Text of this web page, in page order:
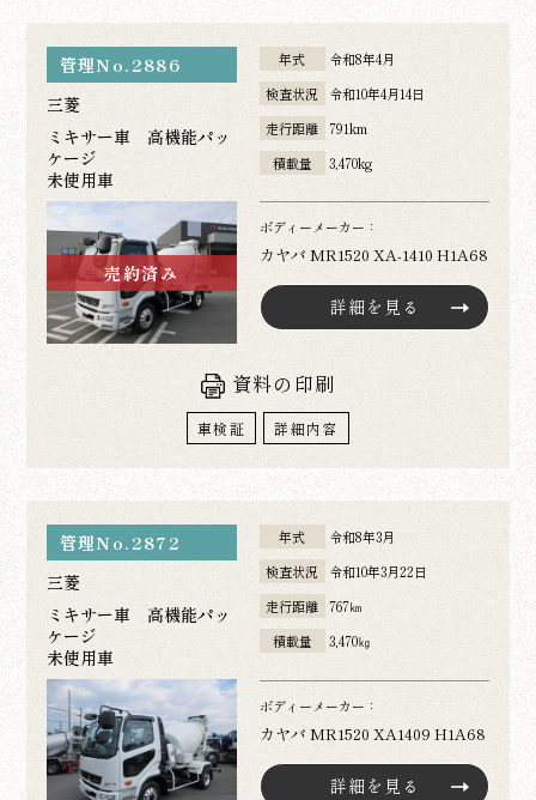
管理No.2886
三菱
ミキサー車 高機能パッ
ケージ
未使用車
売約済み
年式
令和8年4月
検査状況
令和10年4月14日
走行距離
791km
積載量
3,470kg
ボディーメーカー：
カヤバ MR1520 XA-1410 H1A68
詳細を見る
資料の印刷
車検証 詳細内容
管理No.2872
三菱
ミキサー車 高機能パッ
ケージ
未使用車
年式
令和8年3月
検査状況
令和10年3月22日
走行距離
767㎞
積載量
3,470㎏
ボディーメーカー：
カヤバ MR1520 XA1409 H1A68
詳細を見る